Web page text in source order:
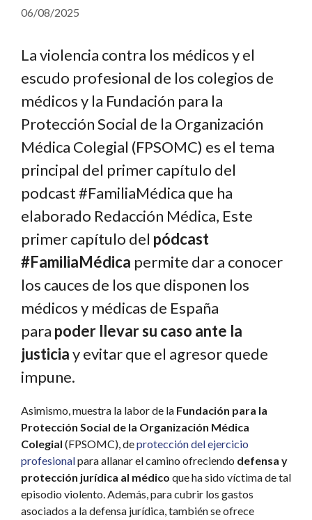
06/08/2025
La violencia contra los médicos y el
escudo profesional de los colegios de
médicos y la Fundación para la
Protección Social de la Organización
Médica Colegial (FPSOMC) es el tema
principal del primer capítulo del
podcast #FamiliaMédica que ha
elaborado Redacción Médica, Este
primer capítulo del pódcast
#FamiliaMédica permite dar a conocer
los cauces de los que disponen los
médicos y médicas de España
para poder llevar su caso ante la
justiciay evitar que el agresor quede
impune.
Asimismo, muestra la labor de la Fundación para la
Protección Social de la Organización Médica
Colegial (FPSOMC), deprotección del ejercicio
profesionalpara allanar el camino ofreciendo defensa y
protección jurídica al médico que ha sido víctima de tal
episodio violento. Además, para cubrir los gastos
asociados a la defensa jurídica, también se ofrece